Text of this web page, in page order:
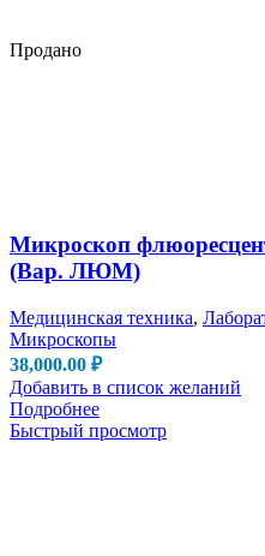
Продано
Микроскоп
(Вар. ЛЮМ)
Медицинская техника,
Микроскопы
38,000.00 ₽
Добавить в список желаний
Подробнее
Быстрый просмотр